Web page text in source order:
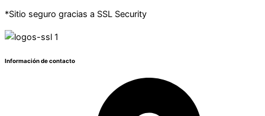
*Sitio seguro gracias a SSL Security
Información de contacto